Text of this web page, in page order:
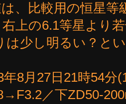
は、比較用の恒星
上の6.1等星より
は少し明るい？と
年8月27日21時54
／下ZD50-